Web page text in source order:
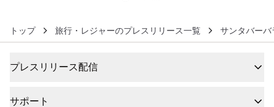
トップ 旅行・レジャーのプレスリリース一覧 サンタバー
プレスリリース配信
サポート